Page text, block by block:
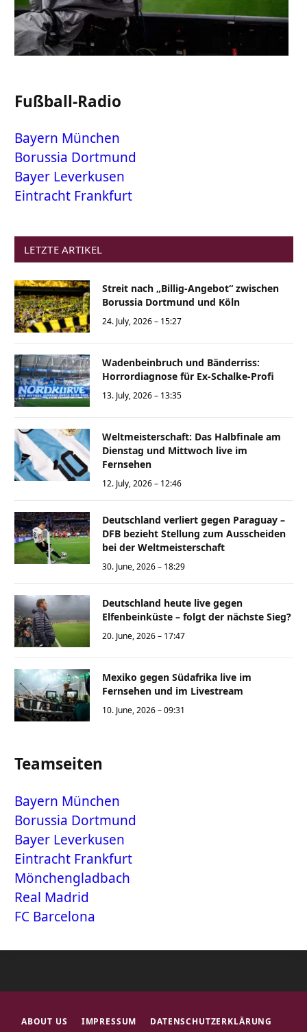
Fußball-Radio
Bayern München
Borussia Dortmund
Bayer Leverkusen
Eintracht Frankfurt
LETZTE ARTIKEL
Streit nach „Billig-Angebot“ zwischen
Borussia Dortmund und Köln
24. July, 2026 – 15:27
Wadenbeinbruch und Bänderriss:
Horrordiagnose für Ex-Schalke-Profi
13. July, 2026 – 13:35
Weltmeisterschaft: Das Halbfinale am
Dienstag und Mittwoch live im
Fernsehen
12. July, 2026 – 12:46
Deutschland verliert gegen Paraguay –
DFB bezieht Stellung zum Ausscheiden
bei der Weltmeisterschaft
30. June, 2026 – 18:29
Deutschland heute live gegen
Elfenbeinküste – folgt der nächste Sieg?
20. June, 2026 – 17:47
Mexiko gegen Südafrika live im
Fernsehen und im Livestream
10. June, 2026 – 09:31
Teamseiten
Bayern München
Borussia Dortmund
Bayer Leverkusen
Eintracht Frankfurt
Mönchengladbach
Real Madrid
FC Barcelona
ABOUT US IMPRESSUM DATENSCHUTZERKLÄRUNG